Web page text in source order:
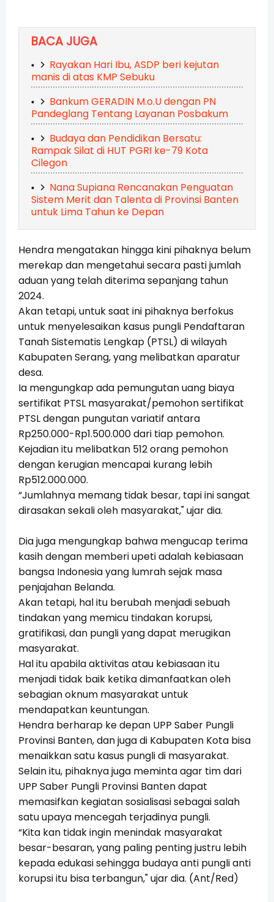
BACA JUGA
Rayakan Hari Ibu, ASDP beri kejutan
manis di atas KMP Sebuku
Bankum GERADIN M.o.U dengan PN
Pandeglang Tentang Layanan Posbakum
Budaya dan Pendidikan Bersatu:
Rampak Silat di HUT PGRI ke-79 Kota
Cilegon
Nana Supiana Rencanakan Penguatan
Sistem Merit dan Talenta di Provinsi Banten
untuk Lima Tahun ke Depan
Hendra mengatakan hingga kini pihaknya belum
merekap dan mengetahui secara pasti jumlah
aduan yang telah diterima sepanjang tahun
2024.
Akan tetapi, untuk saat ini pihaknya berfokus
untuk menyelesaikan kasus pungli Pendaftaran
Tanah Sistematis Lengkap (PTSL) di wilayah
Kabupaten Serang, yang melibatkan aparatur
desa.
Ia mengungkap ada pemungutan uang biaya
sertifikat PTSL masyarakat/pemohon sertifikat
PTSL dengan pungutan variatif antara
Rp250.000-Rp1.500.000 dari tiap pemohon.
Kejadian itu melibatkan 512 orang pemohon
dengan kerugian mencapai kurang lebih
Rp512.000.000.
“Jumlahnya memang tidak besar, tapi ini sangat
dirasakan sekali oleh masyarakat," ujar dia.
Dia juga mengungkap bahwa mengucap terima
kasih dengan memberi upeti adalah kebiasaan
bangsa Indonesia yang lumrah sejak masa
penjajahan Belanda.
Akan tetapi, hal itu berubah menjadi sebuah
tindakan yang memicu tindakan korupsi,
gratifikasi, dan pungli yang dapat merugikan
masyarakat.
Hal itu apabila aktivitas atau kebiasaan itu
menjadi tidak baik ketika dimanfaatkan oleh
sebagian oknum masyarakat untuk
mendapatkan keuntungan.
Hendra berharap ke depan UPP Saber Pungli
Provinsi Banten, dan juga di Kabupaten Kota bisa
menaikkan satu kasus pungli di masyarakat.
Selain itu, pihaknya juga meminta agar tim dari
UPP Saber Pungli Provinsi Banten dapat
memasifkan kegiatan sosialisasi sebagai salah
satu upaya mencegah terjadinya pungli.
“Kita kan tidak ingin menindak masyarakat
besar-besaran, yang paling penting justru lebih
kepada edukasi sehingga budaya anti pungli anti
korupsi itu bisa terbangun," ujar dia. (Ant/Red)